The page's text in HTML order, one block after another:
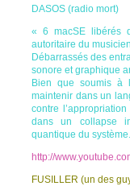
DASOS (radio mort)
« 6 macSE libérés
autoritaire du
Débarrassés des
sonore et graphique
Bien que soumis à
maintenir dans un
contre
dans un collapse
quantique du
http://
FUSILLER (un des